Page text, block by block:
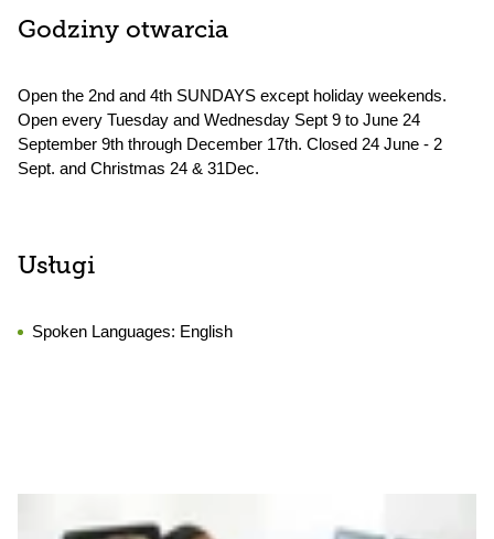
Godziny otwarcia
Open the 2nd and 4th SUNDAYS except holiday weekends.
Open every Tuesday and Wednesday Sept 9 to June 24
September 9th through December 17th. Closed 24 June - 2
Sept. and Christmas 24 & 31Dec.
Usługi
Spoken Languages: English